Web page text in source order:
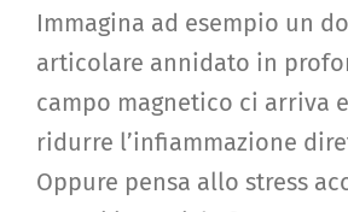
Immagina ad esempio un
articolare annidato in
campo magnetico ci arriva
ridurre l’infiammazione
Oppure pensa allo stress